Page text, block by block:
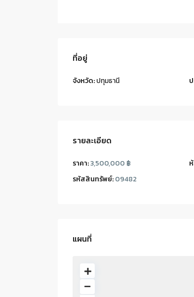
ที่อยู่
จังหวัด:ปทุมธานี
รายละเอียด
ราคา:3,500,000 ฿
รหัสสินทรัพย์:09482
แผนที่